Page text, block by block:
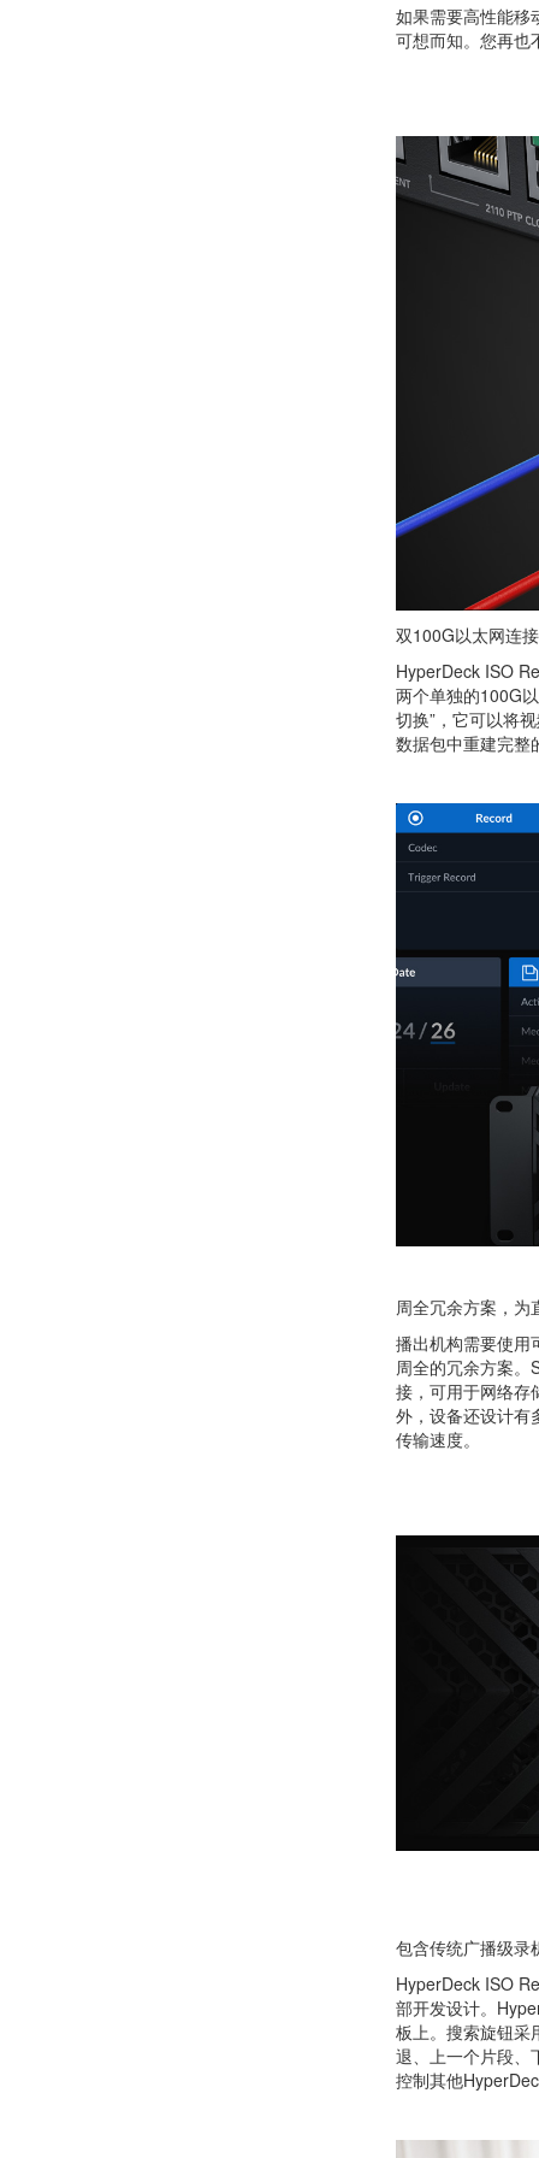
如果需要高性能移
可想而知。您再也
双100G以太网连
HyperDeck ISO
两个单独的100G
切换”，它可以将
数据包中重建完整
周全冗余方案，为
播出机构需要使用
周全的冗余方案
接，可用于网络存
外，设备还设计有
传输速度。
包含传统广播级录
HyperDeck ISO
部开发设计。
板上。搜索旋钮采
退、上一个片段、
控制其他